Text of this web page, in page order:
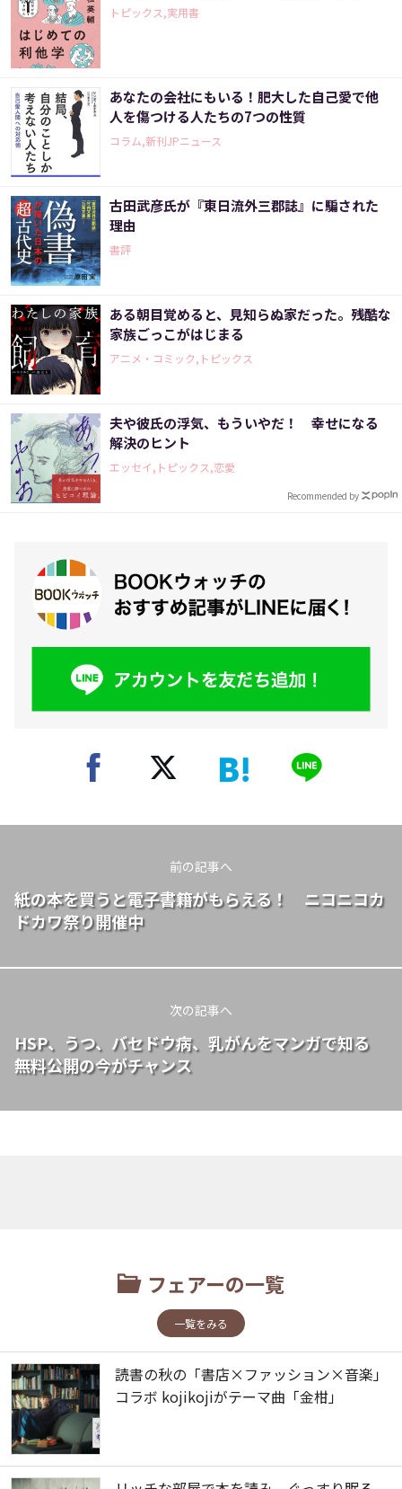
トピックス,実用書
あなたの会社にもいる！肥大した自己愛で他
人を傷つける人たちの7つの性質
コラム,新刊JPニュース
古田武彦氏が『東日流外三郡誌』に騙された
理由
書評
ある朝目覚めると、見知らぬ家だった。残酷な
家族ごっこがはじまる
アニメ・コミック,トピックス
夫や彼氏の浮気、もういやだ！ 幸せになる
解決のヒント
エッセイ,トピックス,恋愛
Recommended by
前の記事へ
紙の本を買うと電子書籍がもらえる！ ニコニコカ
ドカワ祭り開催中
次の記事へ
HSP、うつ、バセドウ病、乳がんをマンガで知る
無料公開の今がチャンス
フェアーの一覧
一覧をみる
読書の秋の「書店×ファッション×音楽」
コラボ kojikojiがテーマ曲「金柑」